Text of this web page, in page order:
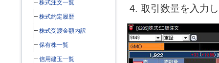
株式注文一覧
株式約定履歴
株式受渡金額内訳
保有株一覧
信用建玉一覧
取引数量を入力